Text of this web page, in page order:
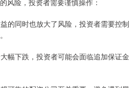
风险，投资者需要谨慎操作：
的同时也放大了风险，投资者需要控制
幅下跌，投资者可能会面临追加保证金